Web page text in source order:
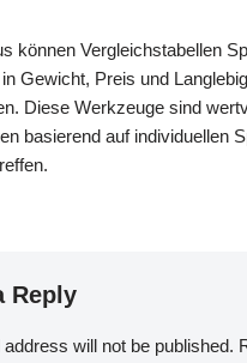
können Vergleichstabellen
Gewicht, Preis und
Diese Werkzeuge sind
basierend auf individuellen
Reply
will not be published.